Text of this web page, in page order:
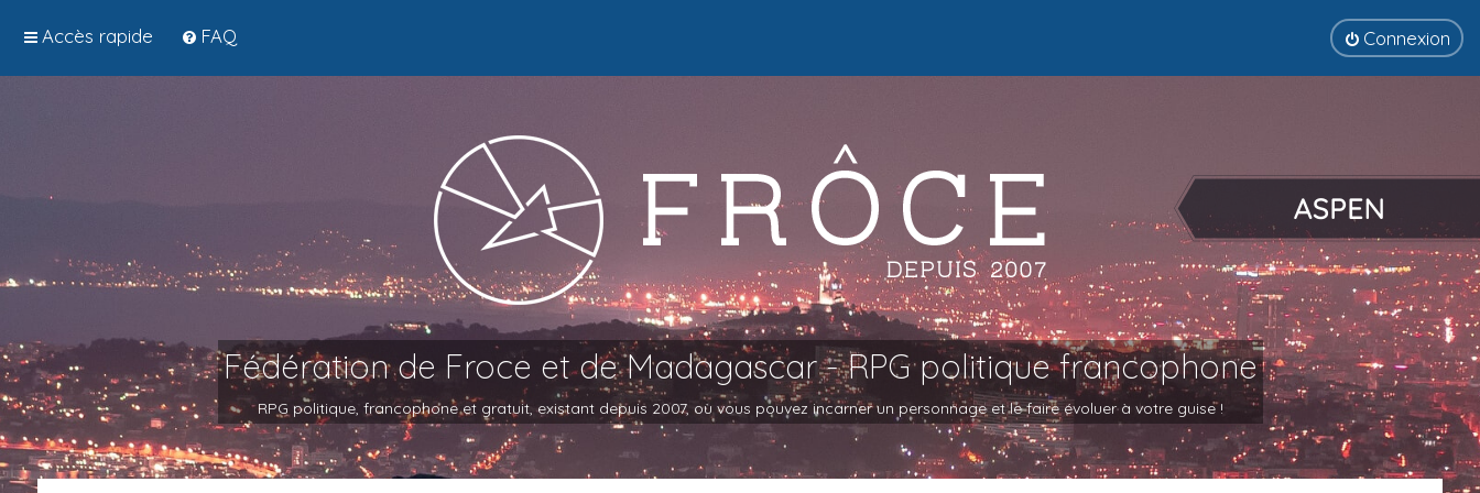
Accès rapide FAQ Connexion
Fédération de Froce et de Madagascar - RPG politique francophone
RPG politique, francophone et gratuit, existant depuis 2007, où vous pouvez incarner un personnage et le faire évoluer à votre guise !